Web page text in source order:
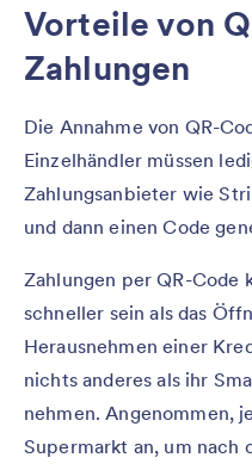
Vorteile von
Zahlungen
Die Annahme von QR-
Einzelhändler müssen
Zahlungsanbieter wie
und dann einen Code
Zahlungen per QR-Code
schneller sein als das
Herausnehmen einer
nichts anderes als ihr
nehmen. Angenommen,
Supermarkt an, um nach